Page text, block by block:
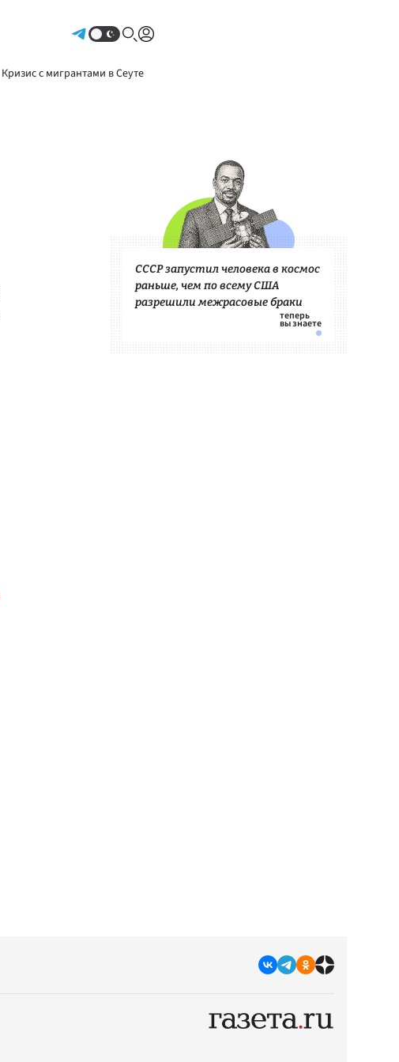
Кризис с мигрантами в Сеуте
СССР запустил человека в космос
раньше, чем по всему США
разрешили межрасовые браки